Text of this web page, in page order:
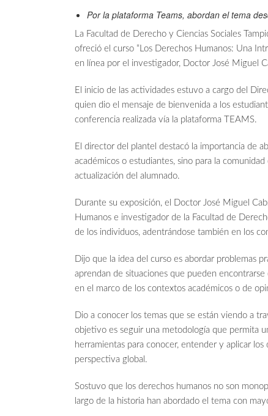
Por la plataforma Teams, abordan el tema
La Facultad de Derecho y Ciencias Sociales
ofreció el curso “Los Derechos Humanos: Una
en línea por el investigador, Doctor José Miguel
El inicio de las actividades estuvo a cargo del
quien dio el mensaje de bienvenida a los
conferencia realizada vía la plataforma TEAMS.
El director del plantel destacó la importancia de
académicos o estudiantes, sino para la
actualización del alumnado.
Durante su exposición, el Doctor José Miguel
Humanos e investigador de la Facultad de
de los individuos, adentrándose también en los
Dijo que la idea del curso es abordar problemas
aprendan de situaciones que pueden
en el marco de los contextos académicos o de
Dio a conocer los temas que se están viendo a
objetivo es seguir una metodología que permita
herramientas para conocer, entender y aplicar
perspectiva global.
Sostuvo que los derechos humanos no son
largo de la historia han abordado el tema con